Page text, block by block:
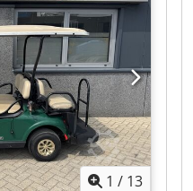
asortyment
i elementów
Aa Rjck Wszystkie
są w cenach
jest”, bez
warunki). W celu
jazdy
się na spotkanie.
przed
w firmie
1 / 13